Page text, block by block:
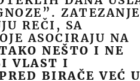
REČI, SA
ASOCIRAJU NA
NEŠTO I NE
VLAST I
BIRAČE VEĆ